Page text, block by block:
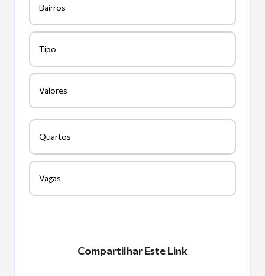
Bairros
Tipo
Valores
Quartos
Vagas
Compartilhar Este Link